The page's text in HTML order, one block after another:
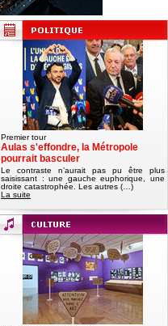
Premier tour
Aulas s'effondre, la Métropole
pourrait basculer
Le contraste n’aurait pas pu être plus
saisissant : une gauche euphorique, une
droite catastrophée. Les autres (…)
La suite